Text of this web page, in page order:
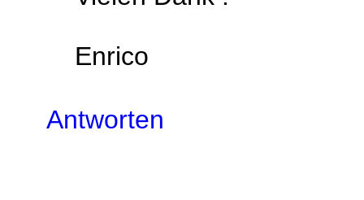
Enrico
Antworten